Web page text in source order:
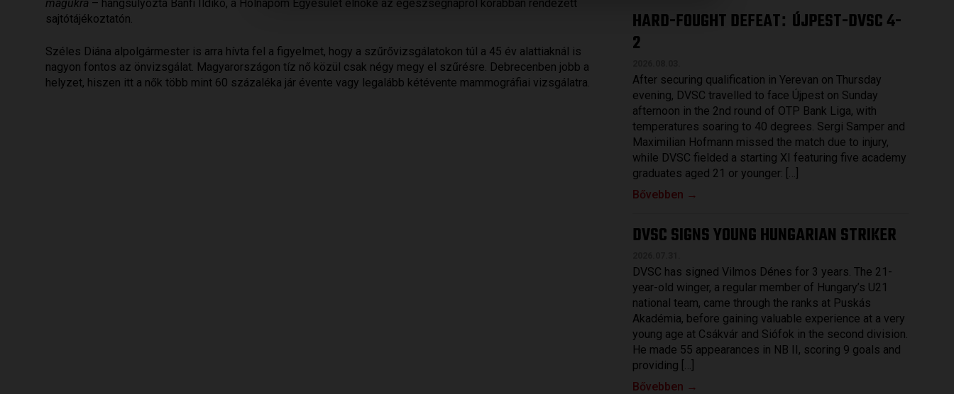
magukra – hangsúlyozta Bánfi Ildikó, a Holnapom Egyesület elnöke az egészségnapról korábban rendezett
sajtótájékoztatón.
Széles Diána alpolgármester is arra hívta fel a figyelmet, hogy a szűrővizsgálatokon túl a 45 év alattiaknál is
nagyon fontos az önvizsgálat. Magyarországon tíz nő közül csak négy megy el szűrésre. Debrecenben jobb a
helyzet, hiszen itt a nők több mint 60 százaléka jár évente vagy legalább kétévente mammográfiai vizsgálatra.
HARD-FOUGHT DEFEAT: ÚJPEST-DVSC 4-
2
After securing qualification in Yerevan on Thursday
evening, DVSC travelled to face Újpest on Sunday
afternoon in the 2nd round of OTP Bank Liga, with
temperatures soaring to 40 degrees. Sergi Samper and
Maximilian Hofmann missed the match due to injury,
while DVSC fielded a starting XI featuring five academy
graduates aged 21 or younger: […]
Bővebben →
DVSC SIGNS YOUNG HUNGARIAN STRIKER
DVSC has signed Vilmos Dénes for 3 years. The 21-
year-old winger, a regular member of Hungary’s U21
national team, came through the ranks at Puskás
Akadémia, before gaining valuable experience at a very
young age at Csákvár and Siófok in the second division.
He made 55 appearances in NB II, scoring 9 goals and
providing […]
Bővebben →